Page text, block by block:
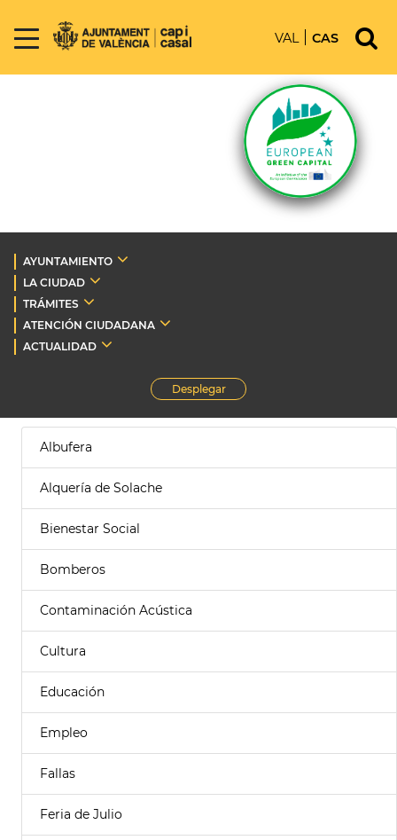
VAL CAS
AYUNTAMIENTO
LA CIUDAD
TRÁMITES
ATENCIÓN CIUDADANA
ACTUALIDAD
Desplegar
Albufera
Alquería de Solache
Bienestar Social
Bomberos
Contaminación Acústica
Cultura
Educación
Empleo
Fallas
Feria de Julio